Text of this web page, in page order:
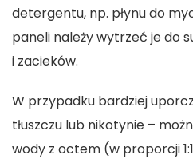
detergentu, np. płynu do
paneli należy wytrzeć je do
i zacieków.
W przypadku bardziej
tłuszczu lub nikotynie –
wody z octem (w proporcji